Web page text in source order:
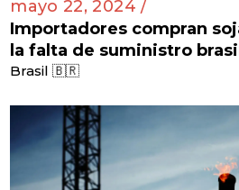
mayo 22, 2024 /
Importadores compran
la falta de suministro
Brasil 🇧🇷